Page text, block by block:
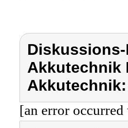
Akkutechnik
Akkutechnik:
[an error